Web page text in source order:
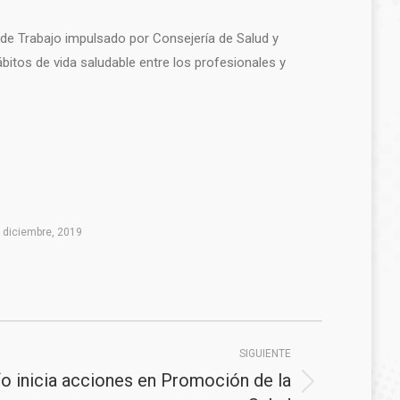
Trabajo impulsado por Consejería de Salud y
de vida saludable entre los profesionales y
diciembre, 2019
SIGUIENTE
inicia acciones en Promoción de la